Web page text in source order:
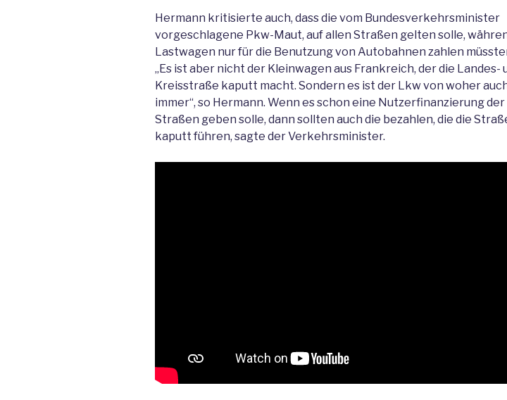
Hermann kritisierte auch, dass die vom Bundesverkehrsminister
vorgeschlagene Pkw-Maut, auf allen Straßen gelten solle,
Lastwagen nur für die Benutzung von Autobahnen zahlen
„Es ist aber nicht der Kleinwagen aus Frankreich, der die Landes-
Kreisstraße kaputt macht. Sondern es ist der Lkw von woher
immer“, so Hermann. Wenn es schon eine Nutzerfinanzierung der
Straßen geben solle, dann sollten auch die bezahlen, die die
kaputt führen, sagte der Verkehrsminister.